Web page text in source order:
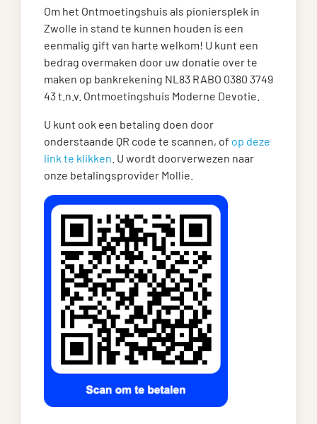
Om het Ontmoetingshuis als pioniersplek in
Zwolle in stand te kunnen houden is een
eenmalig gift van harte welkom! U kunt een
bedrag overmaken door uw donatie over te
maken op bankrekening NL83 RABO 0380 3749
43 t.n.v. Ontmoetingshuis Moderne Devotie.
U kunt ook een betaling doen door
onderstaande QR code te scannen, of op deze
link te klikken . U wordt doorverwezen naar
onze betalingsprovider Mollie.